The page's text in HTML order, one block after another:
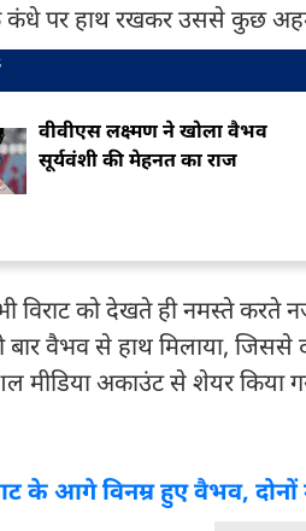
कंधे पर हाथ रखकर उससे कुछ
वीवीएस लक्ष्मण ने खोला वैभव
सूर्यवंशी की मेहनत का राज
विराट को देखते ही नमस्ते
दो बार वैभव से हाथ मिलाया,
मीड‍िया अकाउंट से शेयर किया
के आगे व‍िनम्र हुए वैभव,